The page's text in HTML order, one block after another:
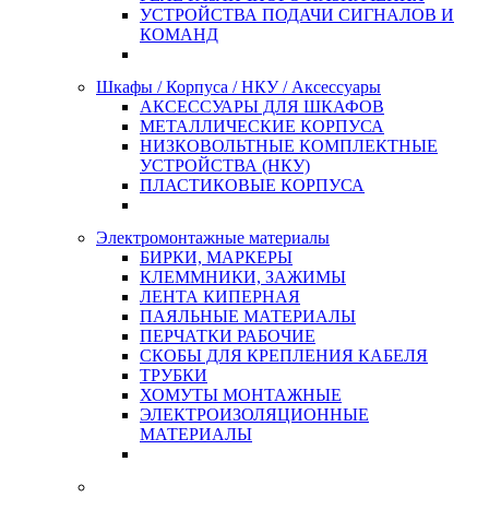
УСТРОЙСТВА ПОДАЧИ СИГНАЛОВ И
КОМАНД
Шкафы / Корпуса / НКУ / Аксессуары
АКСЕССУАРЫ ДЛЯ ШКАФОВ
МЕТАЛЛИЧЕСКИЕ КОРПУСА
НИЗКОВОЛЬТНЫЕ КОМПЛЕКТНЫЕ
УСТРОЙСТВА (НКУ)
ПЛАСТИКОВЫЕ КОРПУСА
Электромонтажные материалы
БИРКИ, МАРКЕРЫ
КЛЕММНИКИ, ЗАЖИМЫ
ЛЕНТА КИПЕРНАЯ
ПАЯЛЬНЫЕ МАТЕРИАЛЫ
ПЕРЧАТКИ РАБОЧИЕ
СКОБЫ ДЛЯ КРЕПЛЕНИЯ КАБЕЛЯ
ТРУБКИ
ХОМУТЫ МОНТАЖНЫЕ
ЭЛЕКТРОИЗОЛЯЦИОННЫЕ
МАТЕРИАЛЫ